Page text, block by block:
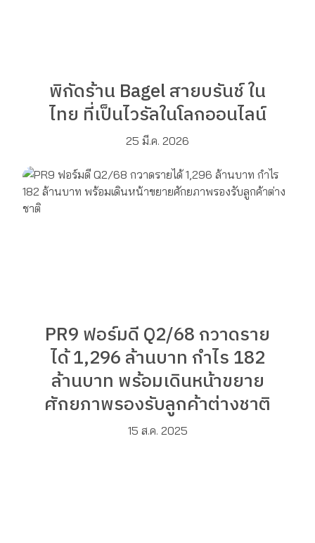
พิกัดร้าน Bagel สายบรันช์ ใน
ไทย ที่เป็นไวรัลในโลกออนไลน์
25 มี.ค. 2026
PR9 ฟอร์มดี Q2/68 กวาดราย
ได้ 1,296 ล้านบาท กำไร 182
ล้านบาท พร้อมเดินหน้าขยาย
ศักยภาพรองรับลูกค้าต่างชาติ
15 ส.ค. 2025